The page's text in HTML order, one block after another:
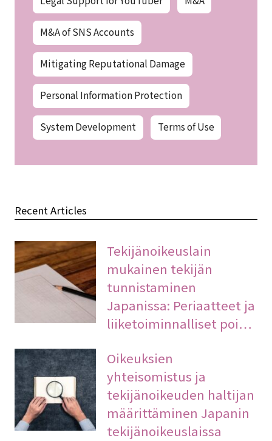
M&A of SNS Accounts
Mitigating Reputational Damage
Personal Information Protection
System Development Terms of Use
Recent Articles
Tekijänoikeuslain
mukainen tekijän
tunnistaminen
Japanissa: Periaatteet ja
liiketoiminnalliset poi…
Oikeuksien
yhteisomistus ja
tekijänoikeuden haltijan
määrittäminen Japanin
tekijänoikeuslaissa